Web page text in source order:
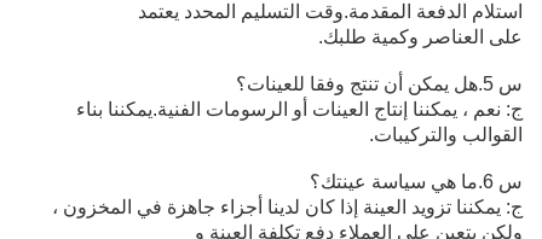
استلام الدفعة المقدمة.وقت التسليم المحدد يعتمد
على العناصر وكمية طلبك.
س 5.هل يمكن أن تنتج وفقا للعينات؟
ج: نعم ، يمكننا إنتاج العينات أو الرسومات الفنية.يمكننا بناء
القوالب والتركيبات.
س 6.ما هي سياسة عينتك؟
ج: يمكننا تزويد العينة إذا كان لدينا أجزاء جاهزة في المخزون ،
ولكن يتعين على العملاء دفع تكلفة العينة و